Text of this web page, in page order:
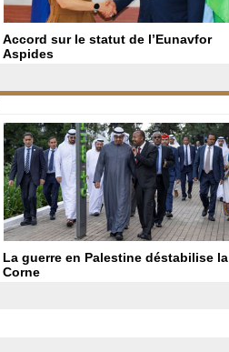
Accord sur le statut de l’Eunavfor
Aspides
La guerre en Palestine déstabilise la
Corne